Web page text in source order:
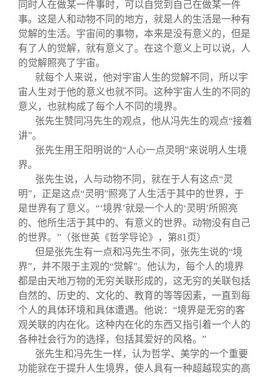
同时人在做某一件事时，可以自觉到自己在做某一件
事。这是人和动物不同的地方，就是人的生活是一种有
觉解的生活。宇宙间的事物，本来是没有意义的，但是
有了人的觉解，就有意义了。在这个意义上可以说，人
的觉解照亮了宇宙。
就每个人来说，他对宇宙人生的觉解不同，所以宇
宙人生对于他的意义也就不同。这种宇宙人生的不同的
意义，也就构成了每个人不同的境界。
张先生赞同冯先生的观点，他从冯先生的观点“接着
讲”。
张先生用王阳明说的“人心一点灵明”来说明人生境
界。
张先生说，人与动物不同，就在于人有这点“灵
明”，正是这点“灵明”照亮了人生活于其中的世界，于
是世界有了意义。“‘境界’就是一个人的‘灵明’所照亮
的、他所生活于其中的、有意义的世界。动物没有自己
的世界。”（张世英《哲学导论》，第81页）
但是张先生有一点和冯先生不同，张先生说的“境
界”，并不限于主观的“觉解”。他认为，每个人的境界
都是由天地万物的无穷关联形成的，这无穷的关联包括
自然的、历史的、文化的、教育的等等因素，一直到每
个人的具体环境和具体遭遇。他说：“境界是无穷的客
观关联的内在化。这种内在化的东西又指引着一个人的
各种社会行为的选择，包括其爱好的风格。”
张先生和冯先生一样，认为哲学、美学的一个重要
功能就在于提升人生境界，使人具有一种超越现实的高